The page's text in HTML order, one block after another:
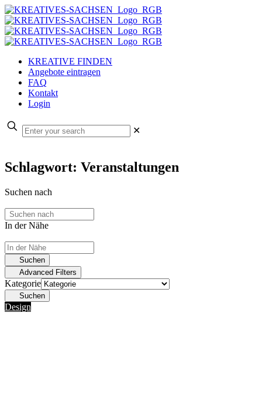
KREATIVE FINDEN
Angebote eintragen
FAQ
Kontakt
Login
✕
Schlagwort: Veranstaltungen
Suchen nach
In der Nähe
Suchen
Advanced Filters
Kategorie
Suchen
Design